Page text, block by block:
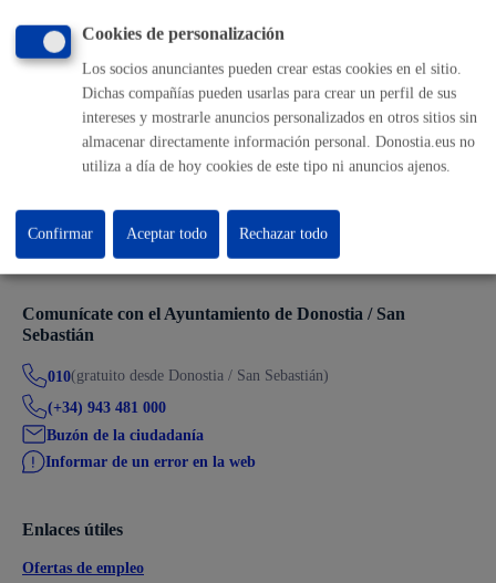
Protección de datos
Protección de datos
Volver al índice Volver atrás
Comunícate con el Ayuntamiento de Donostia / San
Sebastián
010(gratuito desde Donostia / San Sebastián)
(+34) 943 481 000
Buzón de la ciudadanía
Informar de un error en la web
Enlaces útiles
Ofertas de empleo
Cookies de personalización
Los socios anunciantes pueden crear estas cookies en el sitio.
Dichas compañías pueden usarlas para crear un perfil de sus
intereses y mostrarle anuncios personalizados en otros sitios sin
almacenar directamente información personal. Donostia.eus no
utiliza a día de hoy cookies de este tipo ni anuncios ajenos.
Rechazar todo
Confirmar Aceptar todo